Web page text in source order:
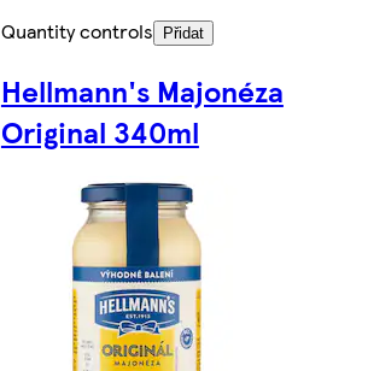
Quantity controls
Přidat
Hellmann's Majonéza
Original 340ml